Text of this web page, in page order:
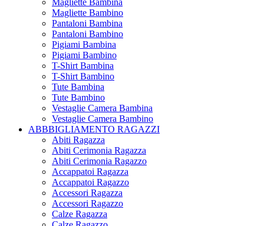
Magliette Bambino
Pantaloni Bambina
Pantaloni Bambino
Pigiami Bambina
Pigiami Bambino
T-Shirt Bambina
T-Shirt Bambino
Tute Bambina
Tute Bambino
Vestaglie Camera Bambina
Vestaglie Camera Bambino
ABBBIGLIAMENTO RAGAZZI
Abiti Ragazza
Abiti Cerimonia Ragazza
Abiti Cerimonia Ragazzo
Accappatoi Ragazza
Accappatoi Ragazzo
Accessori Ragazza
Accessori Ragazzo
Calze Ragazza